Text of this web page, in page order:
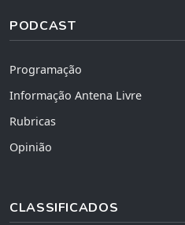
PODCAST
Programação
Informação Antena Livre
Rubricas
Opinião
CLASSIFICADOS